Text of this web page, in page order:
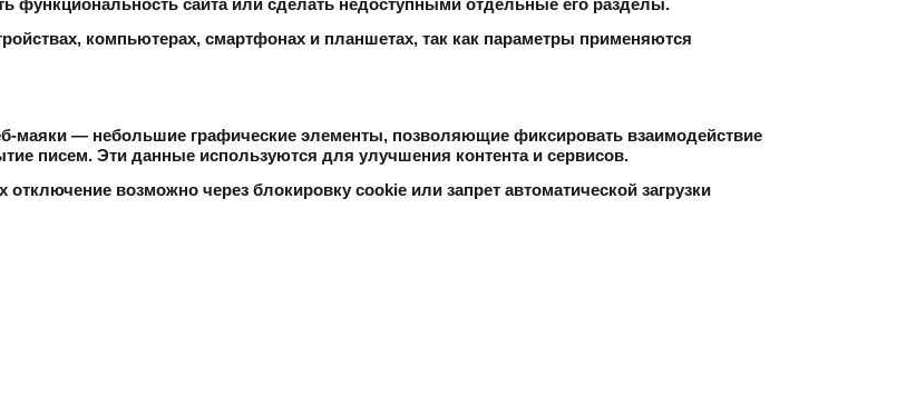
функциональность сайта или сделать недоступными отдельные его разделы.
компьютерах, смартфонах и планшетах, так как параметры применяются
маяки — небольшие графические элементы, позволяющие фиксировать взаимодействие
писем. Эти данные используются для улучшения контента и сервисов.
возможно через блокировку cookie или запрет автоматической загрузки